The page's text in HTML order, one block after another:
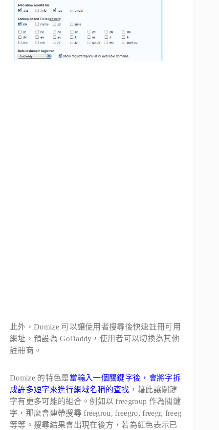
此外，Domize 可以讓使用者搜尋後快速註冊可用
網址，預設為 GoDaddy，使用者可以切換為其他
註冊商。
Domize 的特色是當輸入一個關鍵字後，會將字拆
成許多短字來進行網域名稱的查找 ，藉此讓關鍵
字有更多可能的組合。例如以 freegroup 作為關鍵
字，那麼會連帶搜尋 freegrou, freegro, freegr, freeg
等等。搜尋結果會出現在後方，若為紅色表示已